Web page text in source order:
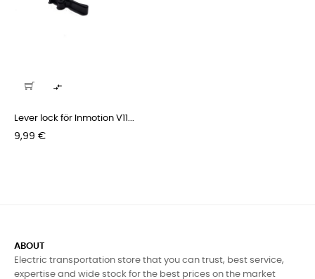

Lever lock för Inmotion V11...
Pris
9,99 €
ABOUT
Electric transportation store that you can trust, best service,
expertise and wide stock for the best prices on the market